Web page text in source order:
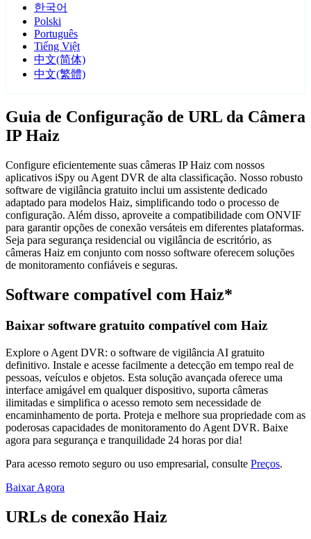
한국어
Polski
Português
Tiếng Việt
中文(简体)
中文(繁體)
Guia de Configuração de URL da Câmera
IP Haiz
Configure eficientemente suas câmeras IP Haiz com nossos
aplicativos iSpy ou Agent DVR de alta classificação. Nosso robusto
software de vigilância gratuito inclui um assistente dedicado
adaptado para modelos Haiz, simplificando todo o processo de
configuração. Além disso, aproveite a compatibilidade com ONVIF
para garantir opções de conexão versáteis em diferentes plataformas.
Seja para segurança residencial ou vigilância de escritório, as
câmeras Haiz em conjunto com nosso software oferecem soluções
de monitoramento confiáveis e seguras.
Software compatível com Haiz*
Baixar software gratuito compatível com Haiz
Explore o Agent DVR: o software de vigilância AI gratuito
definitivo. Instale e acesse facilmente a detecção em tempo real de
pessoas, veículos e objetos. Esta solução avançada oferece uma
interface amigável em qualquer dispositivo, suporta câmeras
ilimitadas e simplifica o acesso remoto sem necessidade de
encaminhamento de porta. Proteja e melhore sua propriedade com as
poderosas capacidades de monitoramento do Agent DVR. Baixe
agora para segurança e tranquilidade 24 horas por dia!
Para acesso remoto seguro ou uso empresarial, consulte Preços.
Baixar Agora
URLs de conexão Haiz